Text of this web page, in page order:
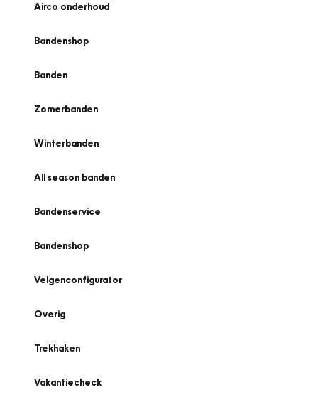
Airco onderhoud
Bandenshop
Banden
Zomerbanden
Winterbanden
All season banden
Bandenservice
Bandenshop
Velgenconfigurator
Overig
Trekhaken
Vakantiecheck